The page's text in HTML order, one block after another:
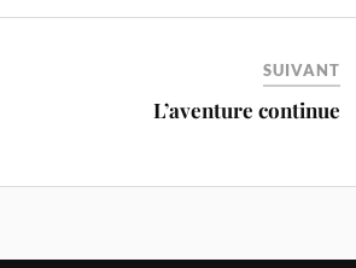
SUIVANT
L’aventure continue